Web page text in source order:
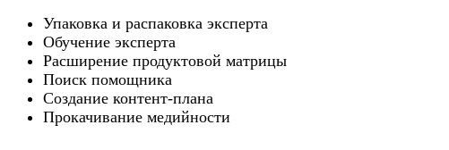
Упаковка и распаковка эксперта
Обучение эксперта
Расширение продуктовой матрицы
Поиск помощника
Создание контент-плана
Прокачивание медийности